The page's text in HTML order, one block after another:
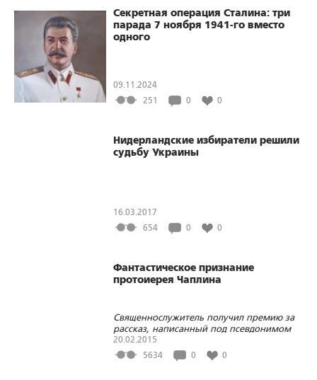
Секретная операция Сталина: три
парада 7 ноября 1941-го вместо
одного
09.11.2024
251
0 0
Нидерландские избиратели решили
судьбу Украины
16.03.2017
654
0 0
Фантастическое признание
протоиерея Чаплина
Священнослужитель получил премию за
рассказ, написанный под псевдонимом
Арон Шемайер
20.02.2015
5634
0 0